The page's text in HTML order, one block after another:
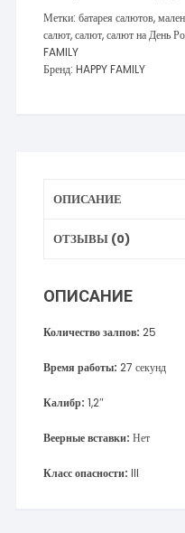
Метки:батарея салютов,
салют,салют,салют на День
FAMILY
Бренд:HAPPY FAMILY
ОПИСАНИЕ
ОТЗЫВЫ (0)
ОПИСАНИЕ
Количество залпов: 25
Время работы: 27 секунд
Калибр: 1,2″
Веерные вставки: Нет
Класс опасности: III